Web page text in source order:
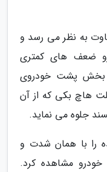
به نظر می رسد و
ضعف های کمتری
بخش پشت خودروی
هاچ بکی که از آن
جلوه می نماید.
را با همان شدت و
مشاهده کرد.